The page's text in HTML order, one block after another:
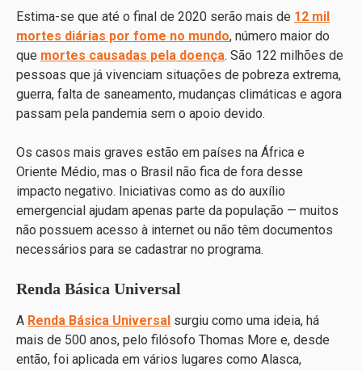
Estima-se que até o final de 2020 serão mais de 12 mil
mortes diárias por fome no mundo, número maior do
que mortes causadas pela doença. São 122 milhões de
pessoas que já vivenciam situações de pobreza extrema,
guerra, falta de saneamento, mudanças climáticas e agora
passam pela pandemia sem o apoio devido.
Os casos mais graves estão em países na África e
Oriente Médio, mas o Brasil não fica de fora desse
impacto negativo. Iniciativas como as do auxílio
emergencial ajudam apenas parte da população — muitos
não possuem acesso à internet ou não têm documentos
necessários para se cadastrar no programa.
Renda Básica Universal
A Renda Básica Universal surgiu como uma ideia, há
mais de 500 anos, pelo filósofo Thomas More e, desde
então, foi aplicada em vários lugares como Alasca,